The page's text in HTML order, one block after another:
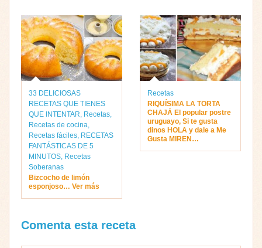
33 DELICIOSAS
RECETAS QUE TIENES
QUE INTENTAR, Recetas,
Recetas de cocina,
Recetas fáciles, RECETAS
FANTÁSTICAS DE 5
MINUTOS, Recetas
Soberanas
Bizcocho de limón
esponjoso… Ver más
Recetas
RIQUÍSIMA LA TORTA
CHAJÁ El popular postre
uruguayo, Si te gusta
dinos HOLA y dale a Me
Gusta MIREN…
Comenta esta receta